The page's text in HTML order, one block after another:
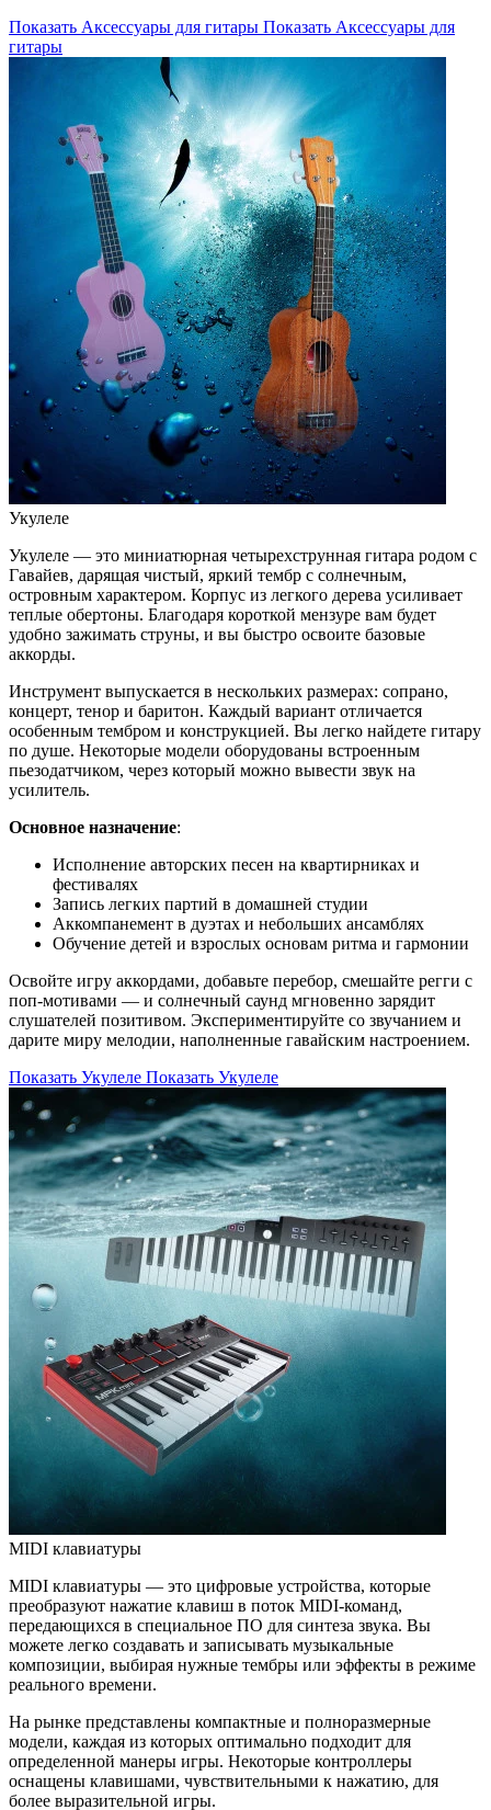
Показать Аксессуары для гитары Показать Аксессуары для
гитары
Укулеле
Укулеле — это миниатюрная четырехструнная гитара родом с
Гавайев, дарящая чистый, яркий тембр с солнечным,
островным характером. Корпус из легкого дерева усиливает
теплые обертоны. Благодаря короткой мензуре вам будет
удобно зажимать струны, и вы быстро освоите базовые
аккорды.
Инструмент выпускается в нескольких размерах: сопрано,
концерт, тенор и баритон. Каждый вариант отличается
особенным тембром и конструкцией. Вы легко найдете гитару
по душе. Некоторые модели оборудованы встроенным
пьезодатчиком, через который можно вывести звук на
усилитель.
Основное назначение:
Исполнение авторских песен на квартирниках и
фестивалях
Запись легких партий в домашней студии
Аккомпанемент в дуэтах и небольших ансамблях
Обучение детей и взрослых основам ритма и гармонии
Освойте игру аккордами, добавьте перебор, смешайте регги с
поп-мотивами — и солнечный саунд мгновенно зарядит
слушателей позитивом. Экспериментируйте со звучанием и
дарите миру мелодии, наполненные гавайским настроением.
Показать Укулеле Показать Укулеле
MIDI клавиатуры
MIDI клавиатуры — это цифровые устройства, которые
преобразуют нажатие клавиш в поток MIDI-команд,
передающихся в специальное ПО для синтеза звука. Вы
можете легко создавать и записывать музыкальные
композиции, выбирая нужные тембры или эффекты в режиме
реального времени.
На рынке представлены компактные и полноразмерные
модели, каждая из которых оптимально подходит для
определенной манеры игры. Некоторые контроллеры
оснащены клавишами, чувствительными к нажатию, для
более выразительной игры.